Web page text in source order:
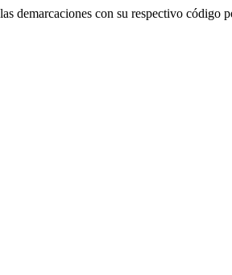
demarcaciones con su respectivo código